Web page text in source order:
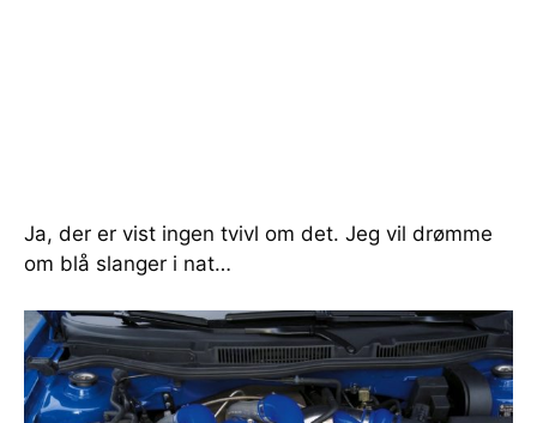
Ja, der er vist ingen tvivl om det. Jeg vil drømme
om blå slanger i nat…